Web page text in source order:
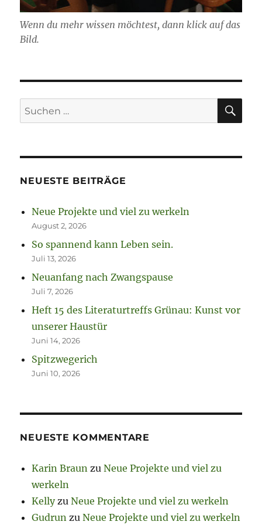
Wenn du mehr wissen möchtest, dann klick auf das
Bild.
Suchen
nach:
NEUESTE BEITRÄGE
Neue Projekte und viel zu werkeln
August 2, 2026
So spannend kann Leben sein.
Juli 13, 2026
Neuanfang nach Zwangspause
Juli 7, 2026
Heft 15 des Literaturtreffs Grünau: Kunst vor
unserer Haustür
Juni 14, 2026
Spitzwegerich
Juni 10, 2026
NEUESTE KOMMENTARE
Karin Braun zuNeue Projekte und viel zu
werkeln
KellyzuNeue Projekte und viel zu werkeln
Gudrun zuNeue Projekte und viel zu werkeln